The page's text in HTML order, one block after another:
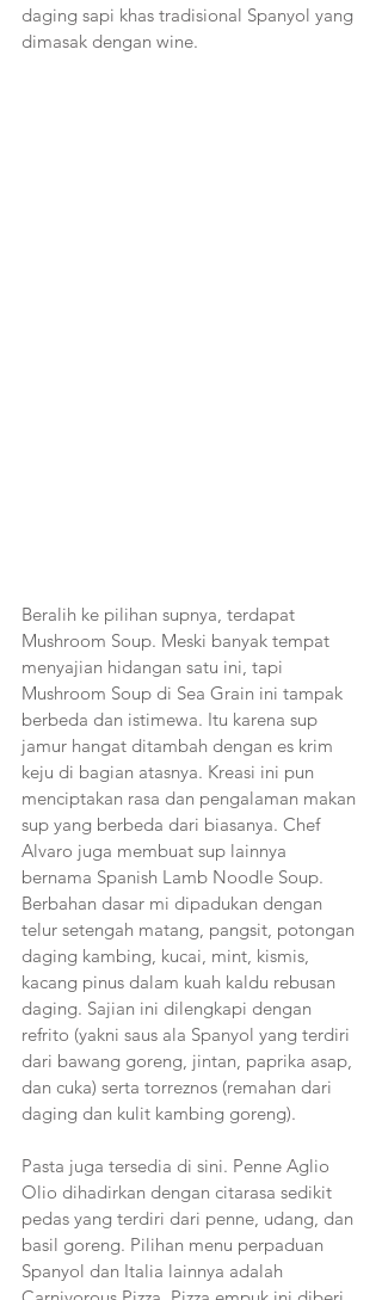
daging sapi khas tradisional Spanyol yang
dimasak dengan wine.
Beralih ke pilihan supnya, terdapat
Mushroom Soup. Meski banyak tempat
menyajian hidangan satu ini, tapi
Mushroom Soup di Sea Grain ini tampak
berbeda dan istimewa. Itu karena sup
jamur hangat ditambah dengan es krim
keju di bagian atasnya. Kreasi ini pun
menciptakan rasa dan pengalaman makan
sup yang berbeda dari biasanya. Chef
Alvaro juga membuat sup lainnya
bernama Spanish Lamb Noodle Soup.
Berbahan dasar mi dipadukan dengan
telur setengah matang, pangsit, potongan
daging kambing, kucai, mint, kismis,
kacang pinus dalam kuah kaldu rebusan
daging. Sajian ini dilengkapi dengan
refrito (yakni saus ala Spanyol yang terdiri
dari bawang goreng, jintan, paprika asap,
dan cuka) serta torreznos (remahan dari
daging dan kulit kambing goreng).
Pasta juga tersedia di sini. Penne Aglio
Olio dihadirkan dengan citarasa sedikit
pedas yang terdiri dari penne, udang, dan
basil goreng. Pilihan menu perpaduan
Spanyol dan Italia lainnya adalah